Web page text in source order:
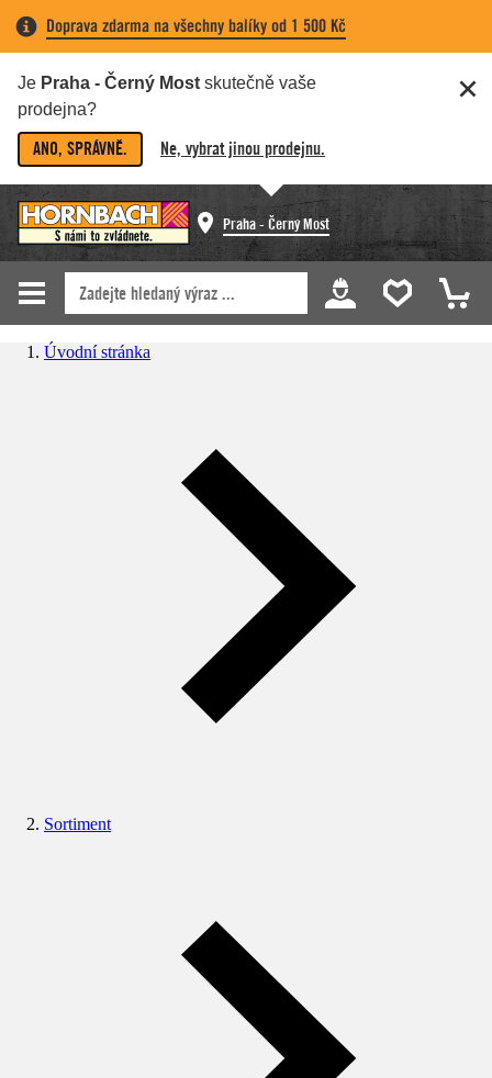
Doprava zdarma na všechny balíky od 1 500 Kč
Je Praha - Černý Most skutečně vaše
prodejna?
ANO, SPRÁVNĚ. Ne, vybrat jinou prodejnu.
Praha - Černý Most
Úvodní stránka
Sortiment